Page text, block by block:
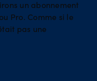
un abonnement
Pro. Comme si le
pas une